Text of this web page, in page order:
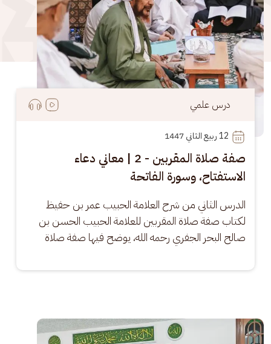
درس علمي
12 ربيع الثاني 1447
صفة صلاة المقربين - 2 | معاني دعاء
الاستفتاح، وسورة الفاتحة
الدرس الثاني من شرح العلامة الحبيب عمر بن حفيظ
لكتاب صفة صلاة المقربين للعلامة الحبيب الحسن بن
صالح البحر الجفري رحمه الله، يوضح فيها صفة صلاة
الصورة